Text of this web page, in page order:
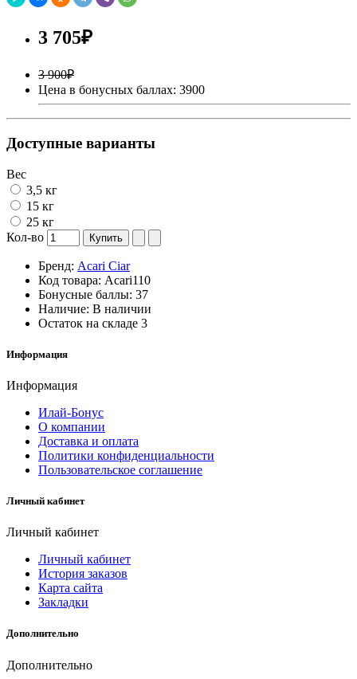
3 705₽
3 900₽
Цена в бонусных баллах: 3900
Доступные варианты
Вес
3,5 кг
15 кг
25 кг
Кол-во
Купить
Бренд: Acari Ciar
Код товара: Acari110
Бонусные баллы: 37
Наличие: В наличии
Остаток на складе 3
Информация
Информация
Илай-Бонус
О компании
Доставка и оплата
Политики конфиденциальности
Пользовательское соглашение
Личный кабинет
Личный кабинет
Личный кабинет
История заказов
Карта сайта
Закладки
Дополнительно
Дополнительно